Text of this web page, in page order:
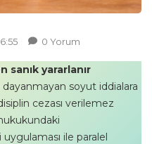
0 Yorum
yararlanır
soyut iddialara
cezası verilemez
ile paralel